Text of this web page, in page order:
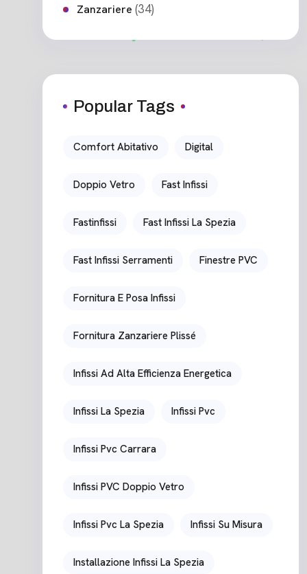
Zanzariere (34)
Popular Tags
Comfort Abitativo Digital
Doppio Vetro Fast Infissi
Fastinfissi Fast Infissi La Spezia
Fast Infissi Serramenti Finestre PVC
Fornitura E Posa Infissi
Fornitura Zanzariere Plissé
Infissi Ad Alta Efficienza Energetica
Infissi La Spezia Infissi Pvc
Infissi Pvc Carrara
Infissi PVC Doppio Vetro
Infissi Pvc La Spezia Infissi Su Misura
Installazione Infissi La Spezia